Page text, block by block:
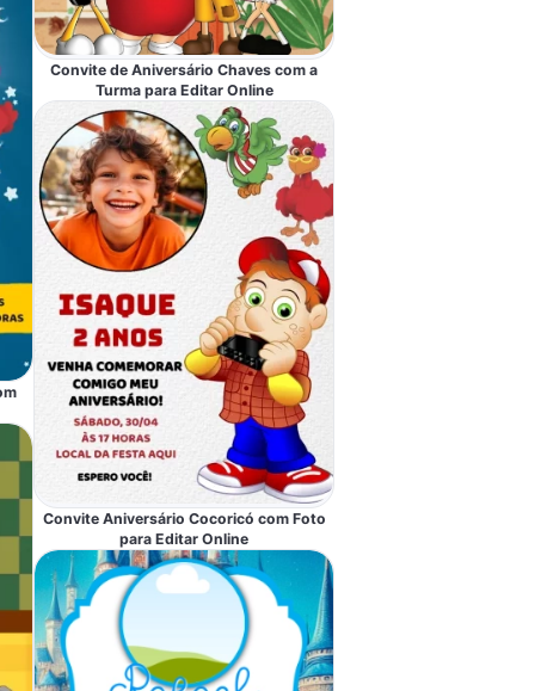
Convite de Aniversário Chaves com a
Turma para Editar Online
Convite Aniversário Cocoricó com Foto
para Editar Online